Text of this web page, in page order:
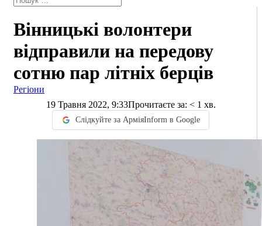
Вінницькі волонтери
відправили на передову
сотню пар літніх берців
Регіони
19 Травня 2022, 9:33Прочитаєте за: < 1 хв.
Слідкуйте за АрміяInform в Google